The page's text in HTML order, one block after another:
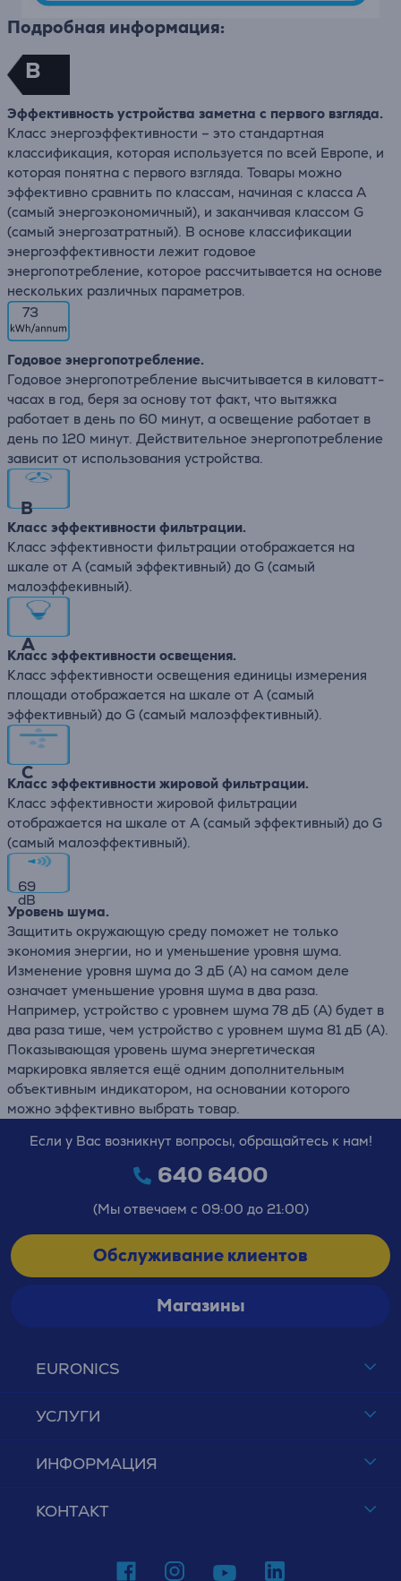
Подробная информация:
B
Эффективность устройства заметна с первого взгляда.
Класс энергоэффективности – это стандартная
классификация, которая используется по всей Европе, и
которая понятна с первого взгляда. Товары можно
эффективно сравнить по классам, начиная с класса А
(самый энергоэкономичный), и заканчивая классом G
(самый энергозатратный). В основе классификации
энергоэффективности лежит годовое
энергопотребление, которое рассчитывается на основе
нескольких различных параметров.
73
Годовое энергопотребление.
Годовое энергопотребление высчитывается в киловатт-
часах в год, беря за основу тот факт, что вытяжка
работает в день по 60 минут, а освещение работает в
день по 120 минут. Действительное энергопотребление
зависит от использования устройства.
B
Класс эффективности фильтрации.
Класс эффективности фильтрации отображается на
шкале от А (самый эффективный) до G (самый
малоэффекивный).
A
Класс эффективности освещения.
Класс эффективности освещения единицы измерения
площади отображается на шкале от А (самый
эффективный) до G (самый малоэффективный).
C
Класс эффективности жировой фильтрации.
Класс эффективности жировой фильтрации
отображается на шкале от А (самый эффективный) до G
(самый малоэффективный).
69
dB
Уровень шума.
Защитить окружающую среду поможет не только
экономия энергии, но и уменьшение уровня шума.
Изменение уровня шума до 3 дБ (А) на самом деле
означает уменьшение уровня шума в два раза.
Например, устройство с уровнем шума 78 дБ (А) будет в
два раза тише, чем устройство с уровнем шума 81 дБ (А).
Показывающая уровень шума энергетическая
маркировка является ещё одним дополнительным
объективным индикатором, на основании которого
можно эффективно выбрать товар.
EURONICS
УСЛУГИ
ИНФОРМАЦИЯ
КОНТАКТ
Если у Вас возникнут вопросы, обращайтесь к нам!
640 6400
(Мы отвечаем с 09:00 до 21:00)
Обслуживание клиентов
Магазины